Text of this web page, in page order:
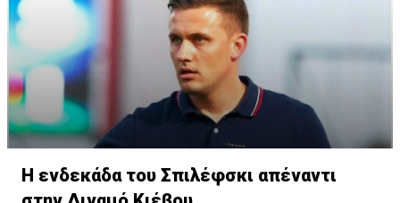
Η ενδεκάδα του Σπιλέφσκι απέναντι